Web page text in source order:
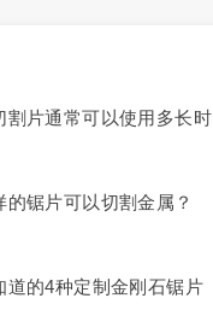
割片通常可以使用多长时
的锯片可以切割金属？
道的4种定制金刚石锯片